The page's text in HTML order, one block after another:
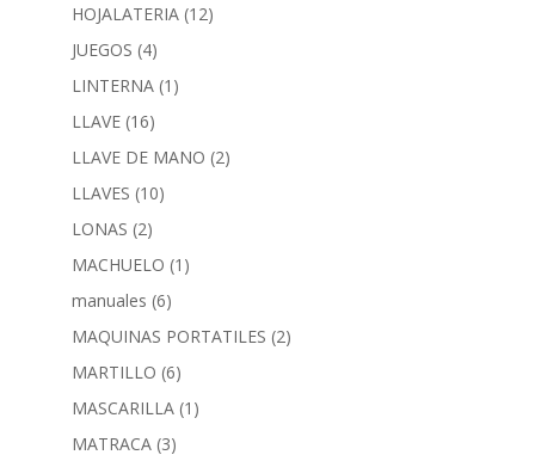
HOJALATERIA (12)
JUEGOS (4)
LINTERNA (1)
LLAVE (16)
LLAVE DE MANO (2)
LLAVES (10)
LONAS (2)
MACHUELO (1)
manuales (6)
MAQUINAS PORTATILES (2)
MARTILLO (6)
MASCARILLA (1)
MATRACA (3)